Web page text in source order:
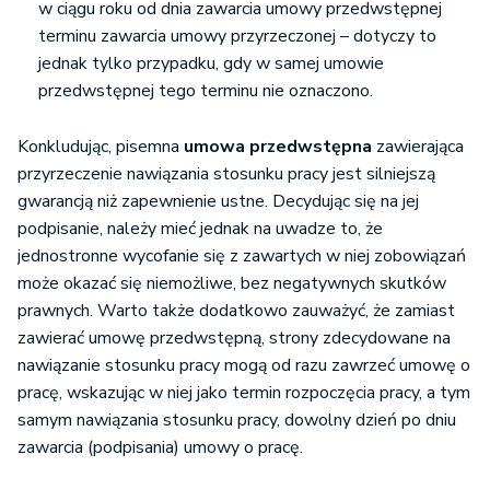
w ciągu roku od dnia zawarcia umowy przedwstępnej
terminu zawarcia umowy przyrzeczonej – dotyczy to
jednak tylko przypadku, gdy w samej umowie
przedwstępnej tego terminu nie oznaczono.
Konkludując, pisemna umowa przedwstępna zawierająca
przyrzeczenie nawiązania stosunku pracy jest silniejszą
gwarancją niż zapewnienie ustne. Decydując się na jej
podpisanie, należy mieć jednak na uwadze to, że
jednostronne wycofanie się z zawartych w niej zobowiązań
może okazać się niemożliwe, bez negatywnych skutków
prawnych. Warto także dodatkowo zauważyć, że zamiast
zawierać umowę przedwstępną, strony zdecydowane na
nawiązanie stosunku pracy mogą od razu zawrzeć umowę o
pracę, wskazując w niej jako termin rozpoczęcia pracy, a tym
samym nawiązania stosunku pracy, dowolny dzień po dniu
zawarcia (podpisania) umowy o pracę.